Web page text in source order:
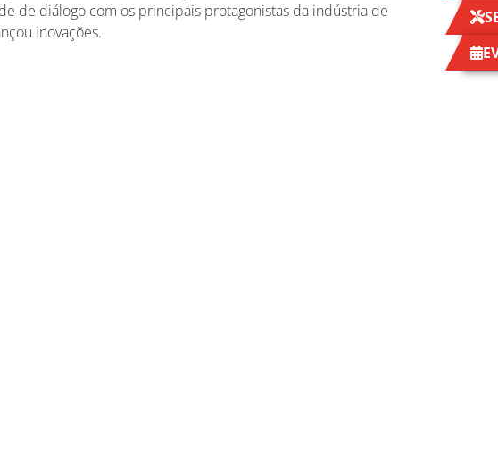
de diálogo com os principais protagonistas da indústria de
inovações.